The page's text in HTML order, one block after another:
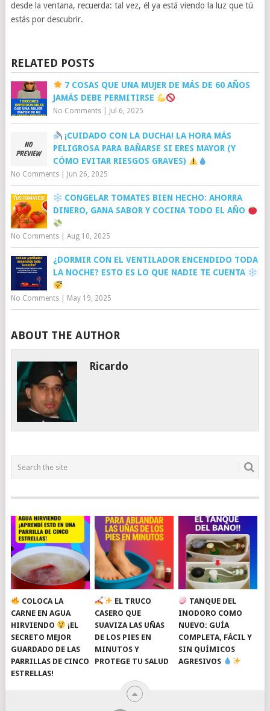
desde la ventana, recuerda: tal vez, él ya está viendo la luz que tú
estás por descubrir.
RELATED POSTS
7 COSAS QUE UNA MUJER DE MÁS DE 60 AÑOS
JAMÁS DEBE PERMITIRSE
No Comments| Jul 6, 2025
¡CUIDADO CON LA DUCHA! LA HORA MÁS
PELIGROSA PARA BAÑARSE SI ERES MAYOR (Y
CÓMO EVITAR RIESGOS GRAVES)
No Comments| Jun 26, 2025
CONGELAR TOMATES BIEN HECHO: AHORRA
DINERO, GANA SABOR Y COCINA TODO EL AÑO
No Comments| Aug 10, 2025
¿DORMIR CON EL VENTILADOR ENCENDIDO TODA
LA NOCHE? ESTO ES LO QUE NADIE TE CUENTA
No Comments| May 19, 2025
ABOUT THE AUTHOR
Ricardo
COLOCA LA
CARNE EN AGUA
HIRVIENDO
¡EL
SECRETO MEJOR
GUARDADO DE LAS
PARRILLAS DE CINCO
ESTRELLAS!
EL TRUCO
CASERO QUE
SUAVIZA LAS UÑAS
DE LOS PIES EN
MINUTOS Y
PROTEGE TU SALUD
TANQUE DEL
INODORO COMO
NUEVO: GUÍA
COMPLETA, FÁCIL Y
SIN QUÍMICOS
AGRESIVOS